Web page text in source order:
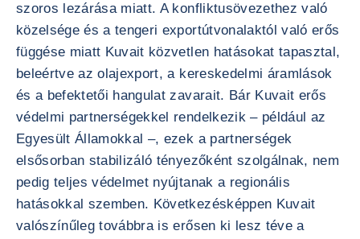
szoros lezárása miatt. A konfliktusövezethez való
közelsége és a tengeri exportútvonalaktól való erős
függése miatt Kuvait közvetlen hatásokat tapasztal,
beleértve az olajexport, a kereskedelmi áramlások
és a befektetői hangulat zavarait. Bár Kuvait erős
védelmi partnerségekkel rendelkezik – például az
Egyesült Államokkal –, ezek a partnerségek
elsősorban stabilizáló tényezőként szolgálnak, nem
pedig teljes védelmet nyújtanak a regionális
hatásokkal szemben. Következésképpen Kuvait
valószínűleg továbbra is erősen ki lesz téve a